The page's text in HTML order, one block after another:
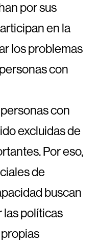
por sus
en la
los problemas
con
con
excluidas de
Por eso,
de
buscan
las políticas